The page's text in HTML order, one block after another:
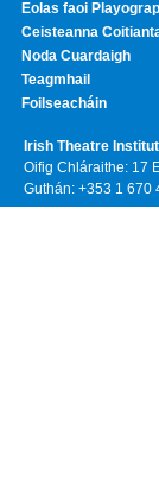
Eolas faoi
Ceisteanna
Noda Cuardaigh
Teagmhail
Foilseacháin
Irish Theatre
Oifig Chláraithe: 17
Guthán: +353 1 670